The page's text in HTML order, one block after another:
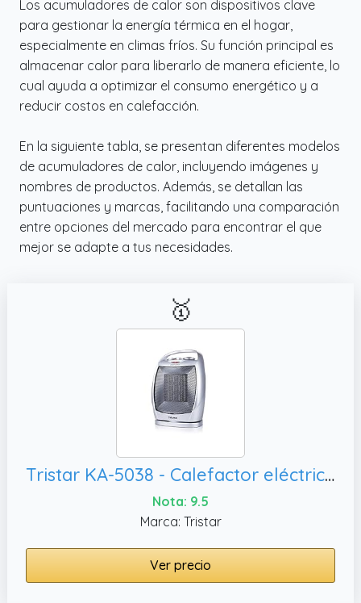
Los acumuladores de calor son dispositivos clave
para gestionar la energía térmica en el hogar,
especialmente en climas fríos. Su función principal es
almacenar calor para liberarlo de manera eficiente, lo
cual ayuda a optimizar el consumo energético y a
reducir costos en calefacción.
En la siguiente tabla, se presentan diferentes modelos
de acumuladores de calor, incluyendo imágenes y
nombres de productos. Además, se detallan las
puntuaciones y marcas, facilitando una comparación
entre opciones del mercado para encontrar el que
mejor se adapte a tus necesidades.
🥇
Tristar KA-5038 - Calefactor eléctrico cerámico
Nota: 9.5
Marca: Tristar
Ver precio